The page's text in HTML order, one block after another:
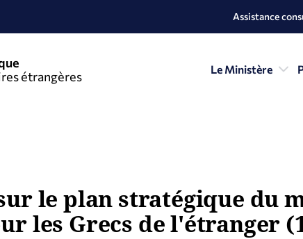
Assistance
étrangères
Le Ministère
le plan stratégique du
les Grecs de l'étranger